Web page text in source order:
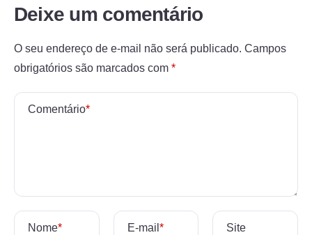
Deixe um comentário
O seu endereço de e-mail não será publicado. Campos
obrigatórios são marcados com *
Comentário*
Nome* E-mail * Site